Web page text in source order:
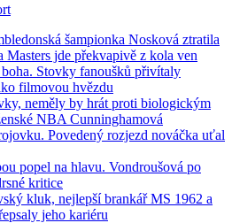
šampionka Nosková ztratila
Masters jde překvapivě z kola ven
Stovky fanoušků přivítaly
filmovou hvězdu
neměly by hrát proti biologickým
NBA Cunninghamová
Povedený rozjezd nováčka uťal
popel na hlavu. Vondroušová po
kritice
kluk, nejlepší brankář MS 1962 a
jeho kariéru